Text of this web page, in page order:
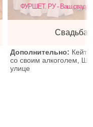
Свадьба
ФУРШЕТ. РУ - Ваш
Дополнительно:
со своим алкоголем,
улице